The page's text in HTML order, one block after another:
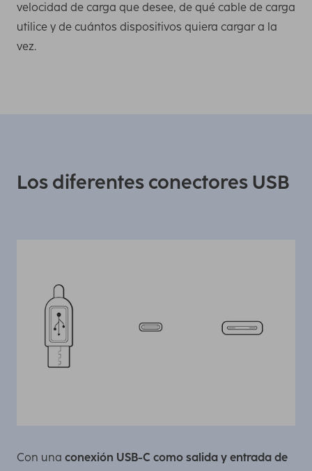
velocidad de carga que desee, de qué cable de carga
utilice y de cuántos dispositivos quiera cargar a la
vez.
Los diferentes conectores USB
Con una conexión USB-C como salida y entrada de